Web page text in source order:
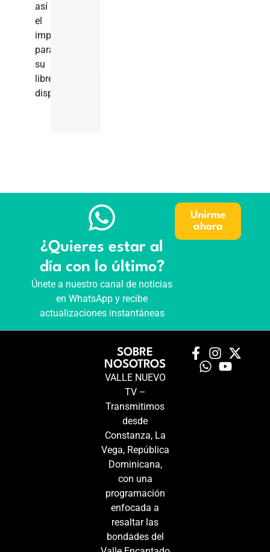
así
el
impedimento
para
su
libre
disposición.
¿Quieres estar al
día con lo último?
Únete a nuestro canal de noticias
en WhatsApp y recibe
actualizaciones instantáneas
Unirme
ahora
SOBRE
NOSOTROS
VALLE NUEVO
TV –
Transmitimos
desde
Constanza, La
Vega, República
Dominicana,
con una
programación
enfocada a
resaltar las
bondades del